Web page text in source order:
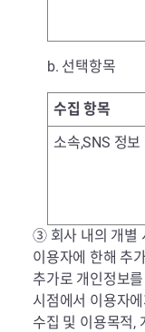
b. 선택항목
수집 항목
소속,SNS 정보
③ 회사 내의 개별
이용자에 한해 추
추가로 개인정보
시점에서 이용자
수집 및 이용목적,